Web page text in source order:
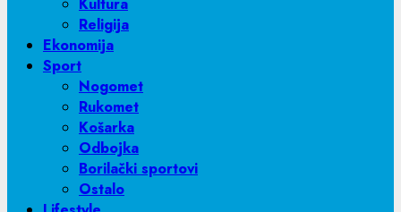
Religija
Ekonomija
Sport
Nogomet
Rukomet
Košarka
Odbojka
Borilački sportovi
Ostalo